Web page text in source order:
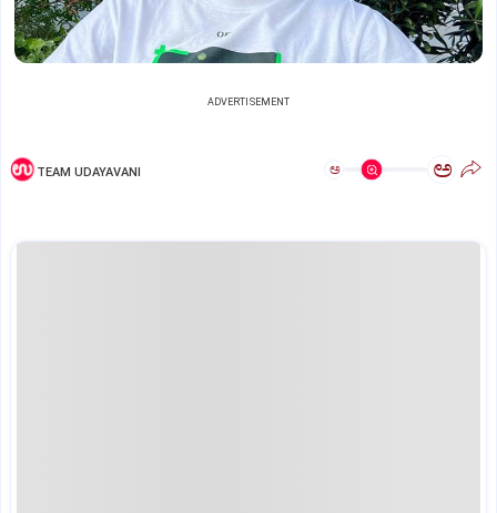
ADVERTISEMENT
TEAM UDAYAVANI ಅ ಅ